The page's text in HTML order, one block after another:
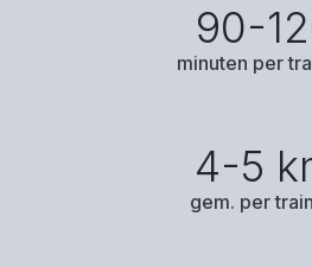
90-
minuten per
4-5
gem. per